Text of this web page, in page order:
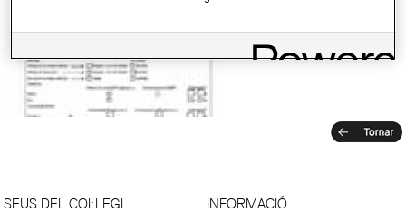
SEUS DEL COL·LEGI INFORMACIÓ